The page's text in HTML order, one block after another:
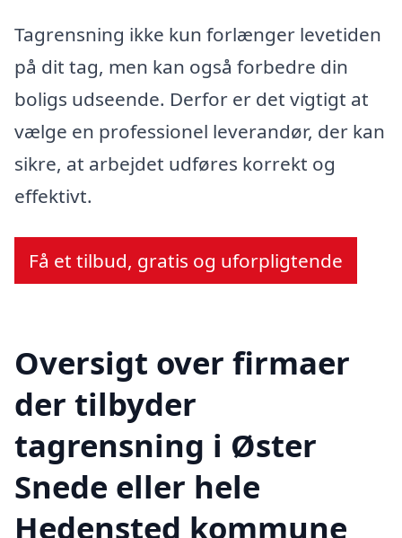
Tagrensning ikke kun forlænger levetiden
på dit tag, men kan også forbedre din
boligs udseende. Derfor er det vigtigt at
vælge en professionel leverandør, der kan
sikre, at arbejdet udføres korrekt og
effektivt.
Få et tilbud, gratis og uforpligtende
Oversigt over firmaer
der tilbyder
tagrensning i Øster
Snede eller hele
Hedensted kommune